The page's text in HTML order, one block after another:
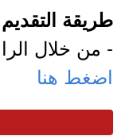
طريقة
- من خلال
اضغط هنا